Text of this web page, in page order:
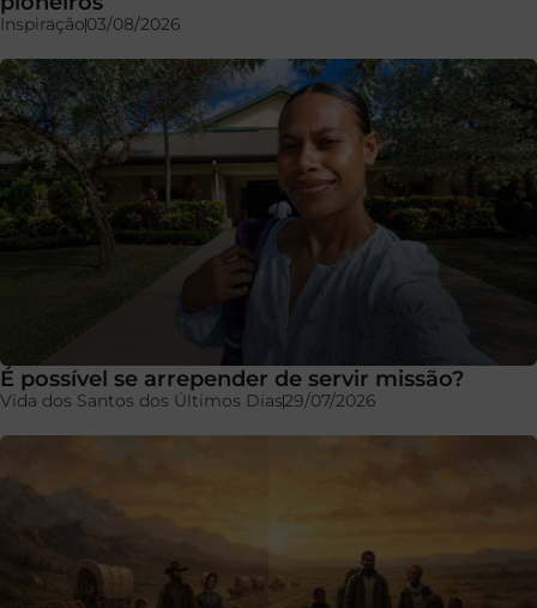
Inspiração03/08/2026
É possível se arrepender de servir missão?
Vida dos Santos dos Últimos Dias29/07/2026